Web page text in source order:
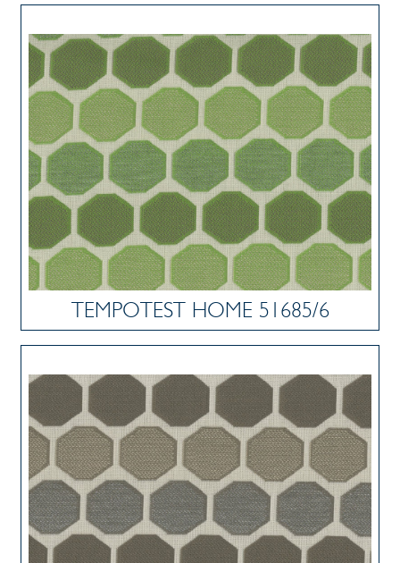
TEMPOTEST HOME 51685/6